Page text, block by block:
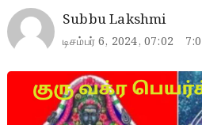
Subbu Lakshmi
டிசம்பர் 6, 2024, 07:02